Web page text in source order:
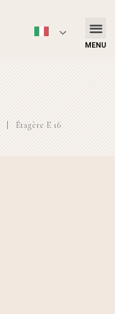
MENU
| Étagère E 16